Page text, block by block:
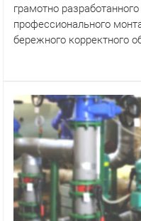
грамотно разработанного
профессионального
бережного корректного